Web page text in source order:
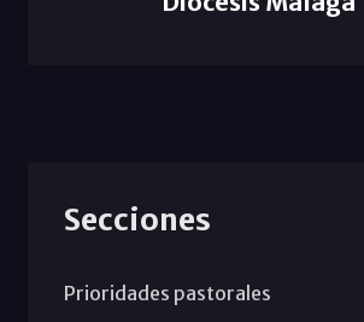
Secciones
Prioridades pastorales